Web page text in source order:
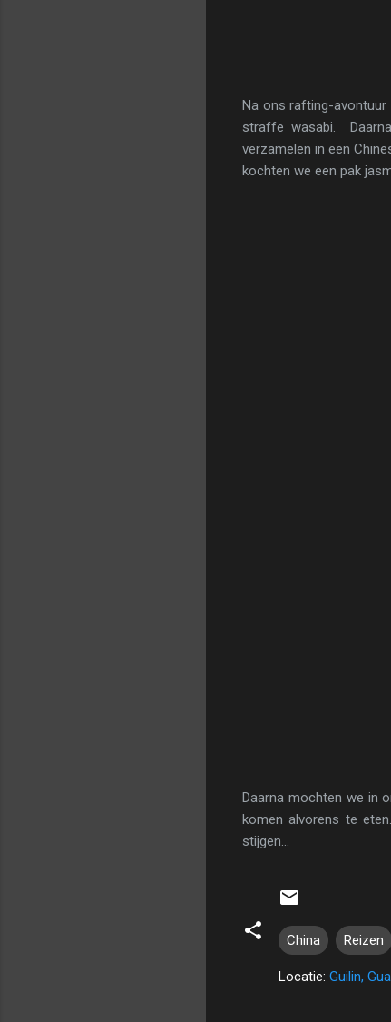
Na ons rafting-
straffe wasabi.
verzamelen in een
kochten we een pak
Daarna mochten we in
komen alvorens te
stijgen...
China Reizen
Locatie: Guilin,